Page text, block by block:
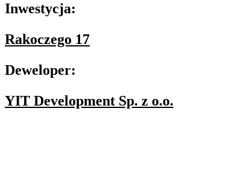
Inwestycja:
Rakoczego 17
Deweloper:
YIT Development Sp. z o.o.